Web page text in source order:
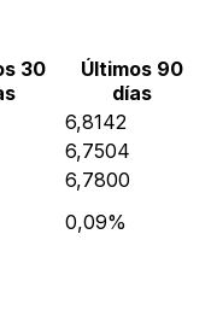
30
Últimos 90
días
6,8142
6,7504
6,7800
0,09%